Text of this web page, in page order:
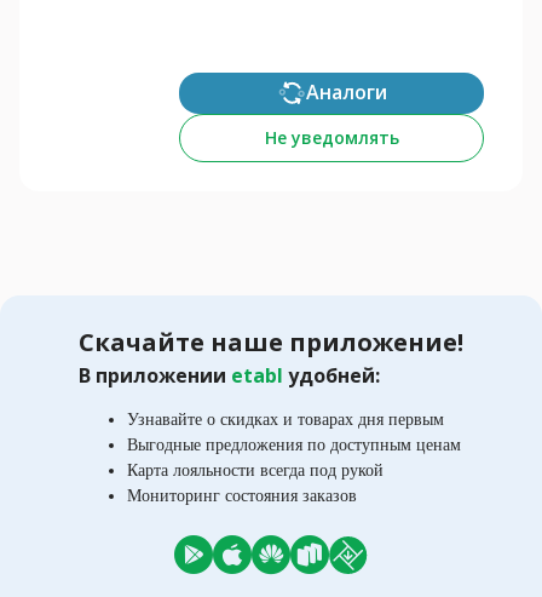
Аналоги
Не уведомлять
Скачайте наше приложение!
В приложении etabl удобней:
Узнавайте о скидках и товарах дня первым
Выгодные предложения по доступным ценам
Карта лояльности всегда под рукой
Мониторинг состояния заказов